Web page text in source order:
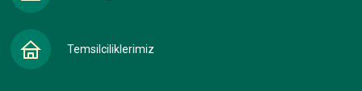
Temsilciliklerimiz